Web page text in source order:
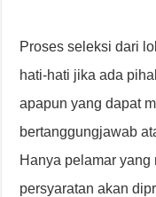
Proses seleksi dari
hati-hati jika ada
apapun yang dapat
bertanggungjawab
Hanya pelamar
persyaratan akan